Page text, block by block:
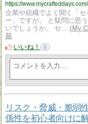
https://
企業や組織でよく聞く「
ー」ですが、 と疑問に思
いでしょうか。 セ…
My
前
いいね！
0
リスク・脅威・脆弱
係性を初心者向けに